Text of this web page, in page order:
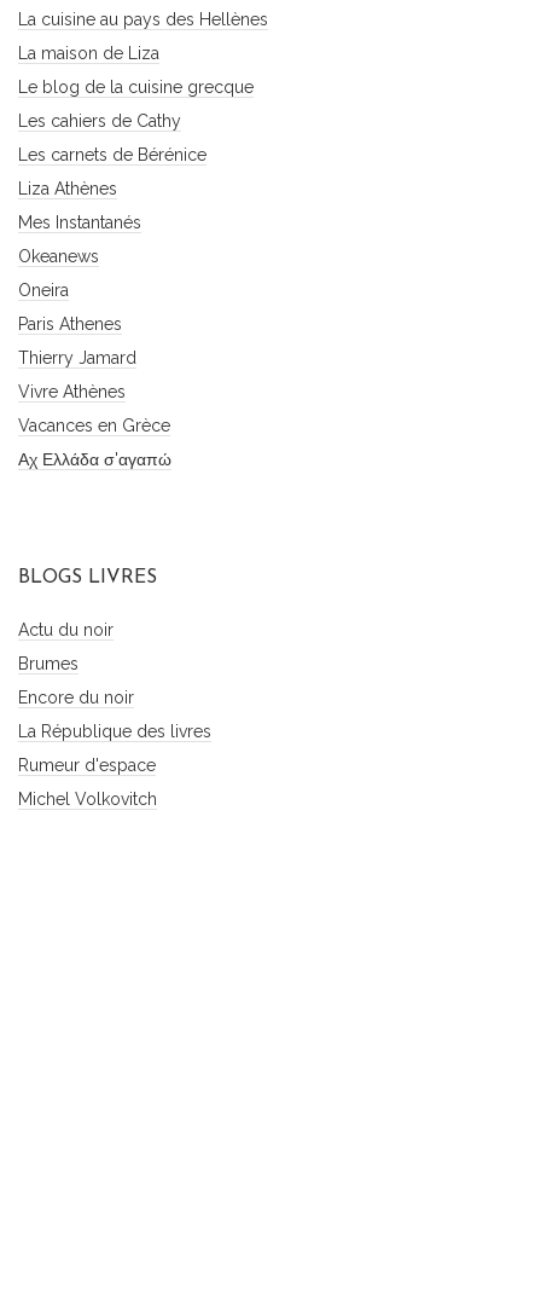
La cuisine au pays des Hellènes
La maison de Liza
Le blog de la cuisine grecque
Les cahiers de Cathy
Les carnets de Bérénice
Liza Athènes
Mes Instantanés
Okeanews
Oneira
Paris Athenes
Thierry Jamard
Vivre Athènes
Vacances en Grèce
Αχ Ελλάδα σ'αγαπώ
BLOGS LIVRES
Actu du noir
Brumes
Encore du noir
La République des livres
Rumeur d'espace
Michel Volkovitch